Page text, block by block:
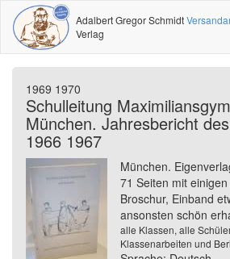
Adalbert Gregor Schmidt
Verlag
1969 1970
Schulleitung
München. Jahresbericht
1966 1967
München.
71 Seiten mit
Broschur, Einband
ansonsten schön
alle Klassen, alle
Klassenarbeiten und